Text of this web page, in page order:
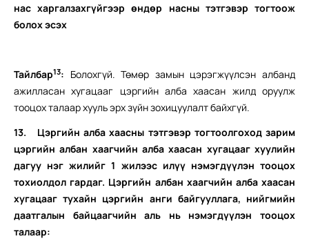
нас харгалзахгүйгээр өндөр насны тэтгэвэр тогтоож
болох эсэх
Тайлбар13: Болохгүй. Төмөр замын цэрэгжүүлсэн албанд
ажилласан хугацааг цэргийн алба хаасан жилд оруулж
тооцох талаар хууль эрх зүйн зохицуулалт байхгүй.
13. Цэргийн алба хаасны тэтгэвэр тогтоолгоход зарим
цэргийн албан хаагчийн алба хаасан хугацааг хуулийн
дагуу нэг жилийг 1 жилээс илүү нэмэгдүүлэн тооцох
тохиолдол гардаг. Цэргийн албан хаагчийн алба хаасан
хугацааг тухайн цэргийн анги байгууллага, нийгмийн
даатгалын байцаагчийн аль нь нэмэгдүүлэн тооцох
талаар: